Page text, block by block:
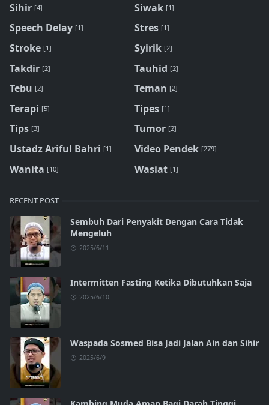
Sihir [4] Siwak [1]
Speech Delay [1] Stres [1]
Stroke [1] Syirik [2]
Takdir [2] Tauhid [2]
Tebu [2] Teman [2]
Terapi [5] Tipes [1]
Tips [3] Tumor [2]
Ustadz Ariful Bahri [1] Video Pendek [279]
Wanita [10] Wasiat [1]
RECENT POST
Sembuh Dari Penyakit Dengan Cara Tidak
Mengeluh
2025/6/11
Intermitten Fasting Ketika Dibutuhkan Saja
2025/6/10
Waspada Sosmed Bisa Jadi Jalan Ain dan Sihir
2025/6/9